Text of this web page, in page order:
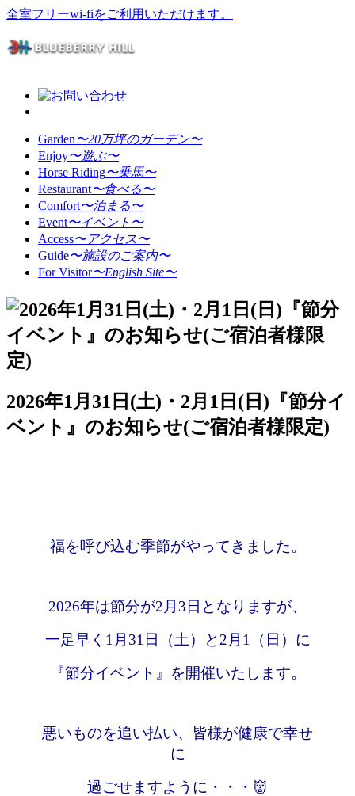
全室フリーwi-fiをご利用いただけます。
Garden〜20万坪のガーデン〜
Enjoy〜遊ぶ〜
Horse Riding〜乗馬〜
Restaurant〜食べる〜
Comfort〜泊まる〜
Event〜イベント〜
Access〜アクセス〜
Guide〜施設のご案内〜
For Visitor〜English Site〜
2026年1月31日(土)・2月1日(日)『節分イ
ベント』のお知らせ(ご宿泊者様限定)
福を呼び込む季節がやってきました。
2026年は節分が2月3日となりますが、
一足早く1月31日（土）と2月1（日）に
『節分イベント』を開催いたします。
悪いものを追い払い、皆様が健康で幸せ
に
過ごせますように・・・👹